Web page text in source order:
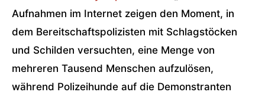
Aufnahmen im Internet zeigen den Moment, in
dem Bereitschaftspolizisten mit Schlagstöcken
und Schilden versuchten, eine Menge von
mehreren Tausend Menschen aufzulösen,
während Polizeihunde auf die Demonstranten